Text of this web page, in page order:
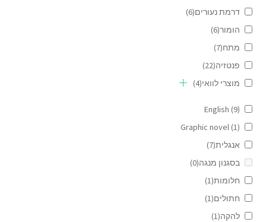
דרמת נעורים(6)
הומור(6)
מתח(7)
פנטזיה(22)
מוצרי לוואי(4)
English (9)
Graphic novel (1)
אנגלית(7)
בסגנון מנגה(0)
חלומות(1)
חתולים(1)
להקה(1)